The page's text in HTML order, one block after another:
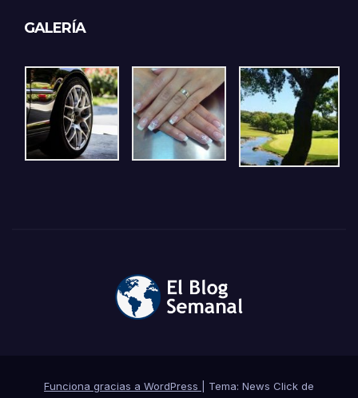
GALERÍA
Funciona gracias a WordPress Tema: News Click de